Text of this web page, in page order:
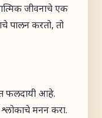
जीवनाचे एक
पालन करतो, तो
फलदायी आहे.
मनन करा.